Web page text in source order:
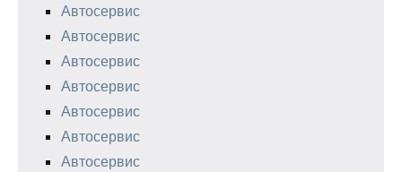
Автосервис
Автосервис
Автосервис
Автосервис
Автосервис
Автосервис
Автосервис